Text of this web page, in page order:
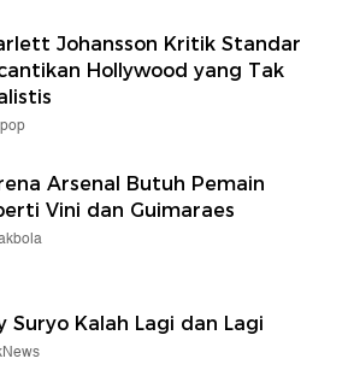
Johansson Kritik Standar
Hollywood yang Tak
Arsenal Butuh Pemain
Vini dan Guimaraes
Suryo Kalah Lagi dan Lagi